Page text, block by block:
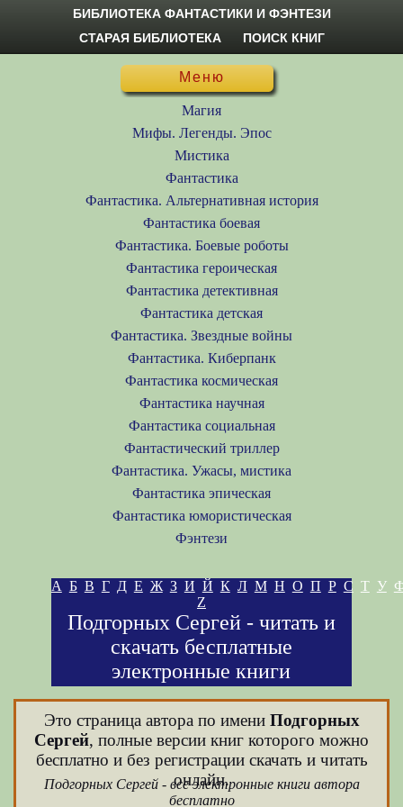
БИБЛИОТЕКА ФАНТАСТИКИ И ФЭНТЕЗИ
СТАРАЯ БИБЛИОТЕКА
ПОИСК КНИГ
Меню
Магия
Мифы. Легенды. Эпос
Мистика
Фантастика
Фантастика. Альтернативная история
Фантастика боевая
Фантастика. Боевые роботы
Фантастика героическая
Фантастика детективная
Фантастика детская
Фантастика. Звездные войны
Фантастика. Киберпанк
Фантастика космическая
Фантастика научная
Фантастика социальная
Фантастический триллер
Фантастика. Ужасы, мистика
Фантастика эпическая
Фантастика юмористическая
Фэнтези
А Б В Г Д Е Ж З И Й К Л М Н О П Р С Т У
Z
Подгорных Сергей - читать и
скачать бесплатные
электронные книги
Это страница автора по имени Подгорных
Сергей, полные версии книг которого можно
бесплатно и без регистрации скачать и читать
онлайн.
Подгорных Сергей - все электронные книги автора
бесплатно